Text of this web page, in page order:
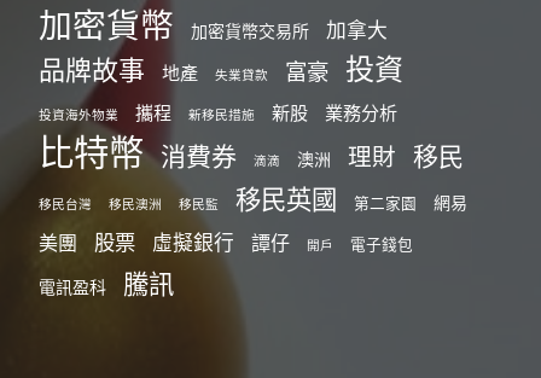
加密貨幣 加密貨幣交易所 加拿大
品牌故事 地產 失業貸款 富豪 投資
投資海外物業 攜程 新移民措施 新股 業務分析
比特幣 消費券 滴滴 澳洲 理財 移民
移民台灣 移民澳洲 移民監 移民英國 第二家園 網易
美團 股票 虛擬銀行 譚仔 開戶 電子錢包
電訊盈科 騰訊